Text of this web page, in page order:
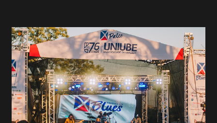
impacto é tão grande que o evento até mudou de nome:
agora é Expozebu Rodeo Shows . E não para por aí. Foto:
@circuitoranchoprimavera 🎤 LINE-UP NACIONAL QUE
VAI ESTREMECER O PARQUE Serão quatro noites , entre
24, 25, 30 de abril e 02 de maio , com oito atrações gigantes
da música brasileira , contemplando sertanejo, forró,
piseiro e sofrência nível hard: Gusttavo Lima Leonardo